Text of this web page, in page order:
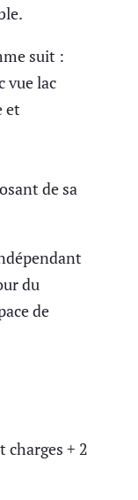
suit :
vue lac
et
de sa
du
de
charges + 2